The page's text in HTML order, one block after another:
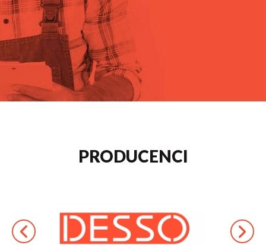
PRODUCENCI